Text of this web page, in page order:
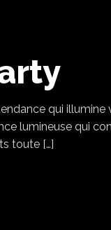
qui illumine
lumineuse qui
toute[…]